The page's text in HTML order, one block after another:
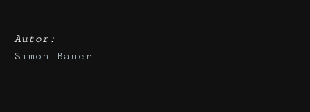
Autor:
Simon Bauer